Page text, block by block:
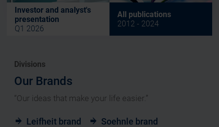
Investor and analyst's
presentation
Q1 2026
All publications
2012 - 2024
Divisions
Our Brands
“Our ideas that make your life easier.”
Leifheit brand Soehnle brand